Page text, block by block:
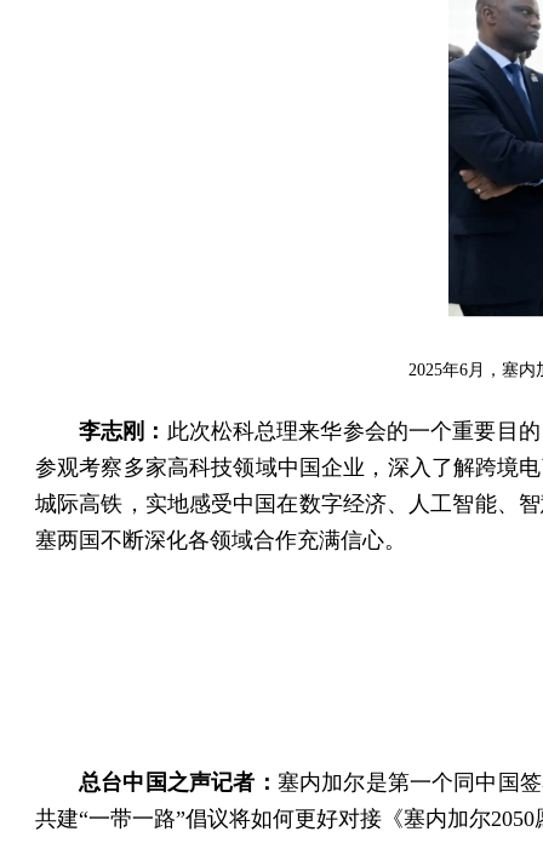
2025年6月，塞
李志刚： 此次松科总理来华参会的一个重要目
参观考察多家高科技领域中国企业，深入了解跨境
城际高铁，实地感受中国在数字经济、人工智能、
塞两国不断深化各领域合作充满信心。
总台中国之声记者： 塞内加尔是第一个同中国
共建“一带一路”倡议将如何更好对接《塞内加尔2050